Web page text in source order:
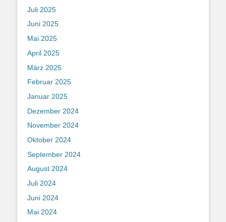
Juli 2025
Juni 2025
Mai 2025
April 2025
März 2025
Februar 2025
Januar 2025
Dezember 2024
November 2024
Oktober 2024
September 2024
August 2024
Juli 2024
Juni 2024
Mai 2024